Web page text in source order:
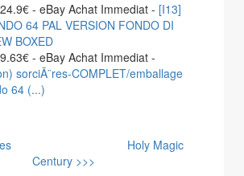
- eBay Achat Immediat - [I13]
64 PAL VERSION FONDO DI
BOXED
- eBay Achat Immediat -
sorciÃ¨res-COMPLET/emballage
64 (...)
Holy Magic
Century >>>